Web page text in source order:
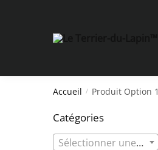
Accueil / Produit Option 1
Catégories
Sélectionner une catégorie